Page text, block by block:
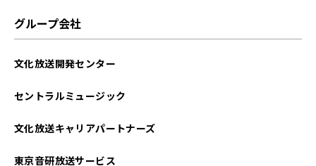
2023年08月
グループ会社
文化放送開発センター
セントラルミュージック
文化放送キャリアパートナーズ
東京音研放送サービス